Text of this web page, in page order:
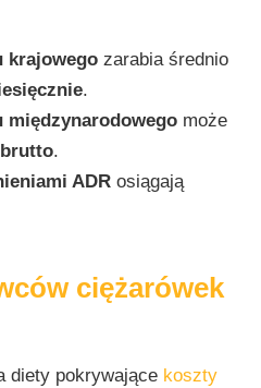
krajowego zarabia średnio
.
może
brutto.
ADR osiągają
ciężarówek
diety pokrywające koszty